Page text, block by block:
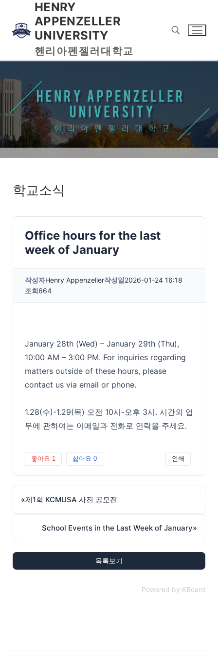
HENRY
APPENZELLER
UNIVERSITY
헨리아펜젤러대학교
학교소식
Office hours for the last
week of January
작성자Henry Appenzeller작성일2026-01-24 16:18
조회664
January 28th (Wed) – January 29th (Thu),
10:00 AM – 3:00 PM. For inquiries regarding
matters outside of these hours, please
contact us via email or phone.
1.28(수)-1.29(목) 오전 10시-오후 3시. 시간외 업
무에 관하여는 이메일과 전화로 연락을 주세요.
좋아요 1 싫어요 0 인쇄
«제1회 KCMUSA 사진 공모전
School Events in the Last Week of January»
목록보기
Powered by KBoard